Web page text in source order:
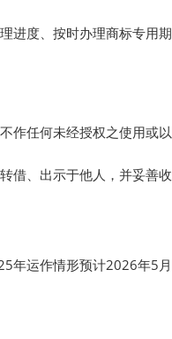
进度、按时办理商标专用期
作任何未经授权之使用或以
借、出示于他人，并妥善收
年运作情形预计2026年5月